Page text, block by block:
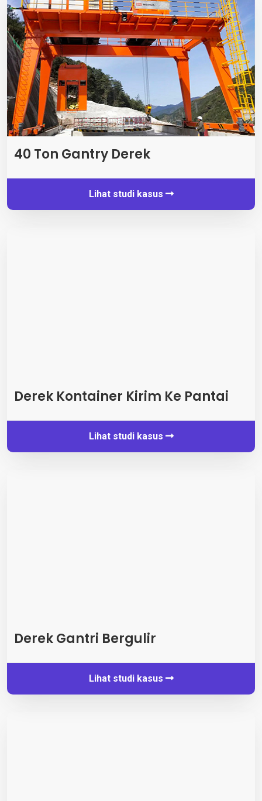
40 Ton Gantry Derek
Lihat studi kasus
Derek Kontainer Kirim Ke Pantai
Lihat studi kasus
Derek Gantri Bergulir
Lihat studi kasus